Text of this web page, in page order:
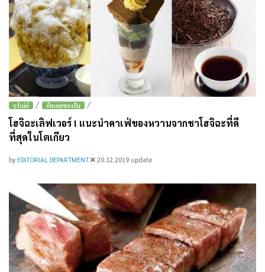
กูร์เม่ต์ / อัพเดตของกิน /
โฮจิฉะเลิฟเวอร์ ! แนะนำคาเฟ่ของหวานจากชาโฮจิฉะที่ดี
ที่สุดในโตเกียว
by EDITORIAL DEPARTMENT 20.12.2019 update